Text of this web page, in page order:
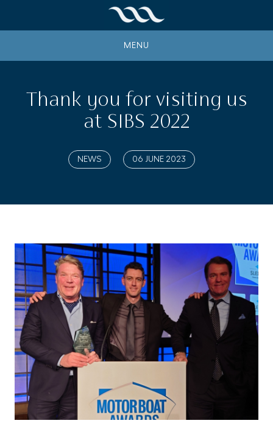
MENU
Thank you for visiting us
at SIBS 2022
NEWS 06 JUNE 2023